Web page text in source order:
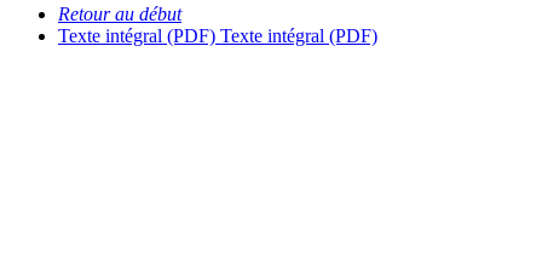
Retour au début
Texte intégral (PDF) Texte intégral (PDF)